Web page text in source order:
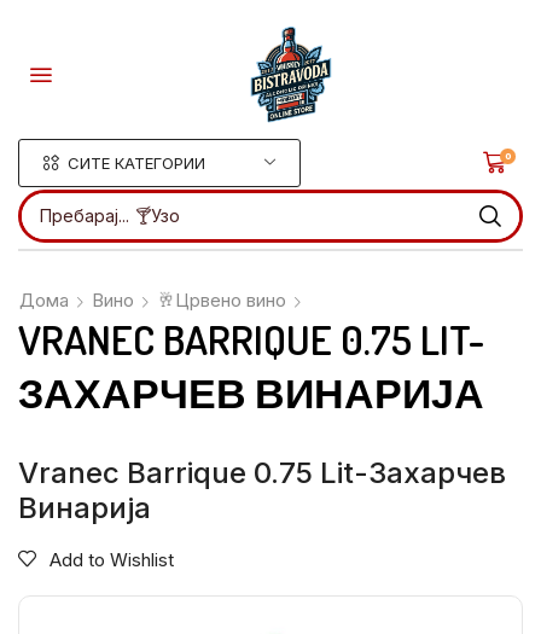
СИТЕ КАТЕГОРИИ
Пребарај... 🍸Ликери
0
Дома Вино 🥂Црвено вино
VRANEC BARRIQUE 0.75 LIT-
ЗАХАРЧЕВ ВИНАРИЈА
Vranec Barrique 0.75 Lit-Захарчев
Винарија
Add to Wishlist